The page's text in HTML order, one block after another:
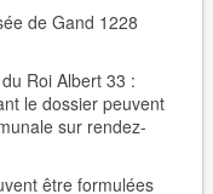
de Gand 1228
Roi Albert 33 :
le dossier peuvent
sur rendez-
être formulées